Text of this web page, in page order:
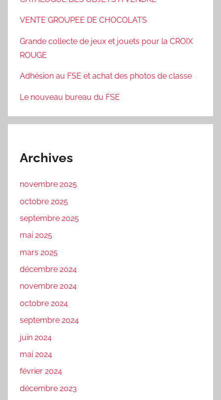
VENTE GROUPEE DE CHOCOLATS
Grande collecte de jeux et jouets pour la CROIX
ROUGE
Adhésion au FSE et achat des photos de classe
Le nouveau bureau du FSE
Archives
novembre 2025
octobre 2025
septembre 2025
mai 2025
mars 2025
décembre 2024
novembre 2024
octobre 2024
septembre 2024
juin 2024
mai 2024
février 2024
décembre 2023